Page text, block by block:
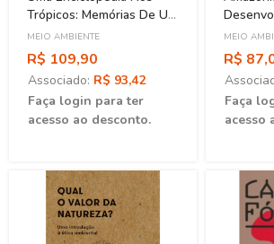
Trópicos: Memórias De Um
Socioambientalista
MEIO AMBIENTE
R$ 109,90
Associado: R$ 93,42
Faça login para ter
acesso ao desconto.
Políticas
(1930-
MEIO
R$
Faça
acesso